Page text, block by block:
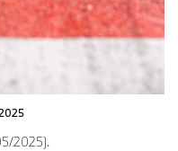
2025).